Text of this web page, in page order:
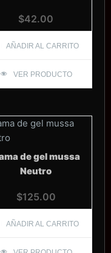
$42.00
AÑADIR AL CARRITO
VER PRODUCTO
de gel mussa
Neutro
$125.00
AÑADIR AL CARRITO